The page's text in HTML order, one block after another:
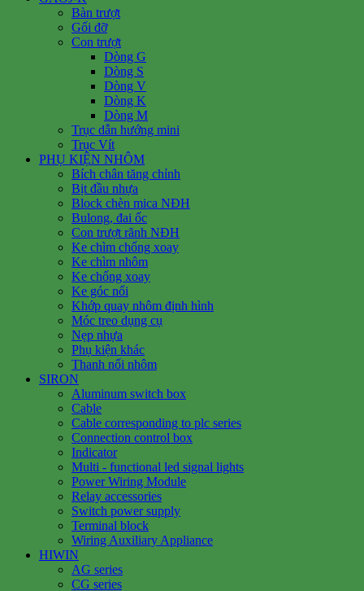
Bàn trượt
Gối đỡ
Con trượt
Dòng G
Dòng S
Dòng V
Dòng K
Dòng M
Trục dẫn hướng mini
Trục Vít
PHỤ KIỆN NHÔM
Bích chân tăng chỉnh
Bịt đầu nhựa
Block chèn mica NĐH
Bulong, đai ốc
Con trượt rãnh NĐH
Ke chìm chống xoay
Ke chìm nhôm
Ke chống xoay
Ke góc nổi
Khớp quay nhôm định hình
Móc treo dụng cụ
Nẹp nhựa
Phụ kiện khác
Thanh nối nhôm
SIRON
Aluminum switch box
Cable
Cable corresponding to plc series
Connection control box
Indicator
Multi - functional led signal lights
Power Wiring Module
Relay accessories
Switch power supply
Terminal block
Wiring Auxiliary Appliance
HIWIN
AG series
CG series